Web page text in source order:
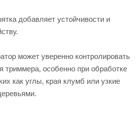
добавляет устойчивости и
может уверенно контролировать
триммера, особенно при обработке
как углы, края клумб или узкие